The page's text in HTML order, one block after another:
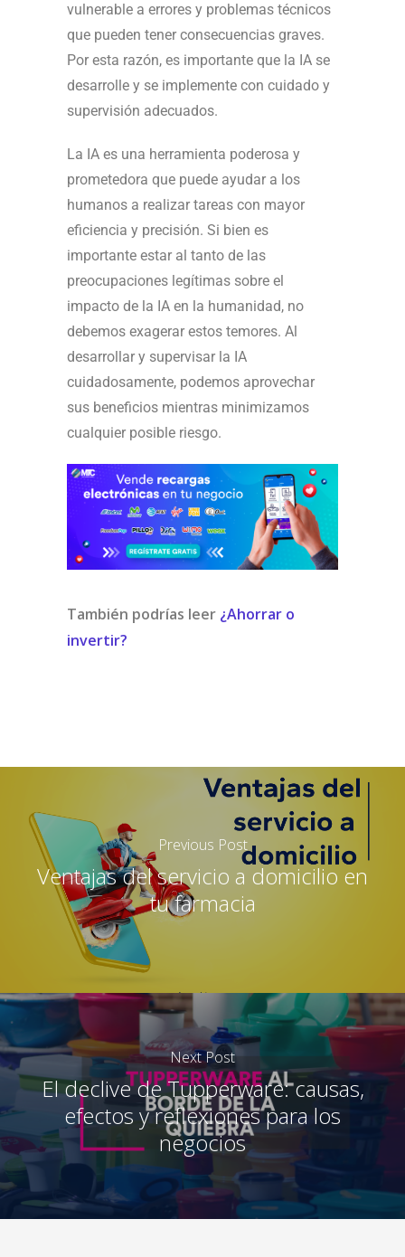
vulnerable a errores y problemas técnicos
que pueden tener consecuencias graves.
Por esta razón, es importante que la IA se
desarrolle y se implemente con cuidado y
supervisión adecuados.
La IA es una herramienta poderosa y
prometedora que puede ayudar a los
humanos a realizar tareas con mayor
eficiencia y precisión. Si bien es
importante estar al tanto de las
preocupaciones legítimas sobre el
impacto de la IA en la humanidad, no
debemos exagerar estos temores. Al
desarrollar y supervisar la IA
cuidadosamente, podemos aprovechar
sus beneficios mientras minimizamos
cualquier posible riesgo.
También podrías leer ¿Ahorrar o
invertir?
Previous Post
Ventajas del servicio a domicilio en
tu farmacia
Next Post
El declive de Tupperware: causas,
efectos y reflexiones para los
negocios